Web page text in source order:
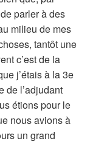
parler à des
milieu de mes
tantôt une
c’est de la
j’étais à la 3e
de l’adjudant
étions pour le
nous avions à
un grand